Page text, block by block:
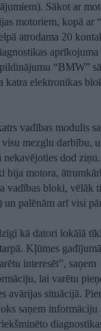
Sākot ar
motoriem, kopā ar
atrodama 20
“BMW”
katra elektronikas
vadības modulis
visu mezglu darbību,
nekavējoties dod
bija motora,
vadības bloki,
un palēnām arī visi
kā datori lokālā
Kļūmes
interesēt”, saņem
lai varētu
avārijas situācijā.
saņem